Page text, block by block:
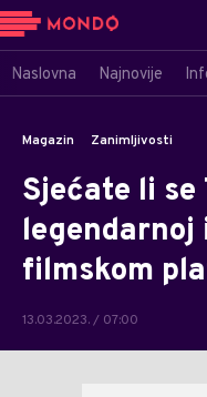
Naslovna Najnovije
Magazin Zanimljivosti
Sjećate li se
legendarnoj
filmskom
13.03.2023. / 07:00